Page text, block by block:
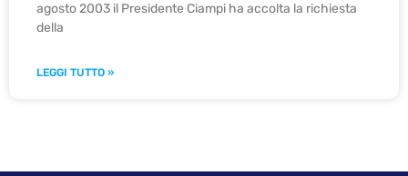
agosto 2003 il Presidente Ciampi ha accolta la richiesta
della
LEGGI TUTTO »